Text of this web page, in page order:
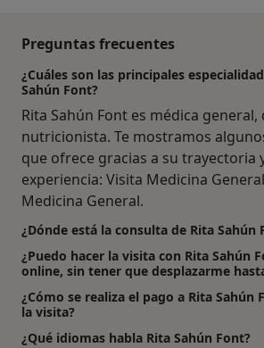
Preguntas frecuentes
¿Cuáles son las principales
Sahún Font?
Rita Sahún Font es médica general,
nutricionista. Te mostramos
que ofrece gracias a su trayectoria
experiencia: Visita Medicina
Medicina General.
¿Dónde está la consulta de Rita Sahún
¿Puedo hacer la visita con Rita Sahún
online, sin tener que desplazarme
¿Cómo se realiza el pago a Rita Sahún
la visita?
¿Qué idiomas habla Rita Sahún Font?